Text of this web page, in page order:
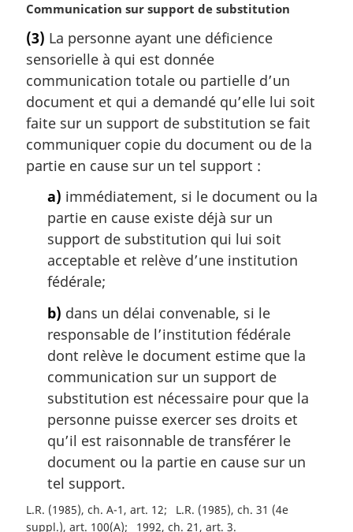
N
t
e
m
a
g
i
n
Communication sur support de substitution
(3) La personne ayant une déficience
sensorielle à qui est donnée
communication totale ou partielle d’un
document et qui a demandé qu’elle lui soit
faite sur un support de substitution se fait
communiquer copie du document ou de la
partie en cause sur un tel support :
a) immédiatement, si le document ou la
partie en cause existe déjà sur un
support de substitution qui lui soit
acceptable et relève d’une institution
fédérale;
b) dans un délai convenable, si le
responsable de l’institution fédérale
dont relève le document estime que la
communication sur un support de
substitution est nécessaire pour que la
personne puisse exercer ses droits et
qu’il est raisonnable de transférer le
document ou la partie en cause sur un
tel support.
L.R. (1985), ch. A-1, art. 12
L.R. (1985), ch. 31 (4e
suppl.), art. 100(A)
1992, ch. 21, art. 3